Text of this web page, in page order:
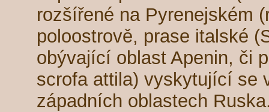
rozšířené na Pyrenejském
poloostrově, prase italské
obývající oblast Apenin, či
scrofa attila) vyskytující se
západních oblastech